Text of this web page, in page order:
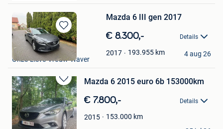
Bewaren
in
Mijn
Favorieten
Mazda 6 III gen 2017
€ 8.300,- Details
2017 193.955 km
Bartek Salwin
Onze-Lieve-Vrouw-Waver
4 aug 26
Bewaren
in
Mijn
Favorieten
Mazda 6 2015 euro 6b 153000km
€ 7.800,- Details
2015 153.000 km
De Kiekes